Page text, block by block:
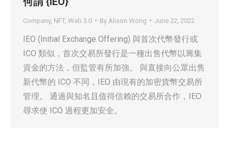
Company, NFT, Web 3.0 By Alison Wong June 22, 2022
IEO (Initial Exchange Offering) 與首次代幣發行或
ICO 類似，首次交易所發行是一種出售代幣以籌集
資金的方法，但監管有所加強。 與直接向公眾出售
新代幣的 ICO 不同，IEO 由現有的加密貨幣交易所
管理。 通過與知名且值得信賴的交易所合作，IEO
尋求使 ICO 過程更加安全。